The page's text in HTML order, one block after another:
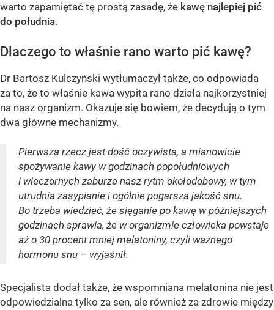
warto zapamiętać tę prostą zasadę, że kawę najlepiej pić
do południa.
Dlaczego to właśnie rano warto pić kawę?
Dr Bartosz Kulczyński wytłumaczył także, co odpowiada
za to, że to właśnie kawa wypita rano działa najkorzystniej
na nasz organizm. Okazuje się bowiem, że decydują o tym
dwa główne mechanizmy.
Pierwsza rzecz jest dość oczywista, a mianowicie
spożywanie kawy w godzinach popołudniowych
i wieczornych zaburza nasz rytm okołodobowy, w tym
utrudnia zasypianie i ogólnie pogarsza jakość snu.
Bo trzeba wiedzieć, że sięganie po kawę w późniejszych
godzinach sprawia, że w organizmie człowieka powstaje
aż o 30 procent mniej melatoniny, czyli ważnego
hormonu snu – wyjaśnił.
Specjalista dodał także, że wspomniana melatonina nie jest
odpowiedzialna tylko za sen, ale również za zdrowie między